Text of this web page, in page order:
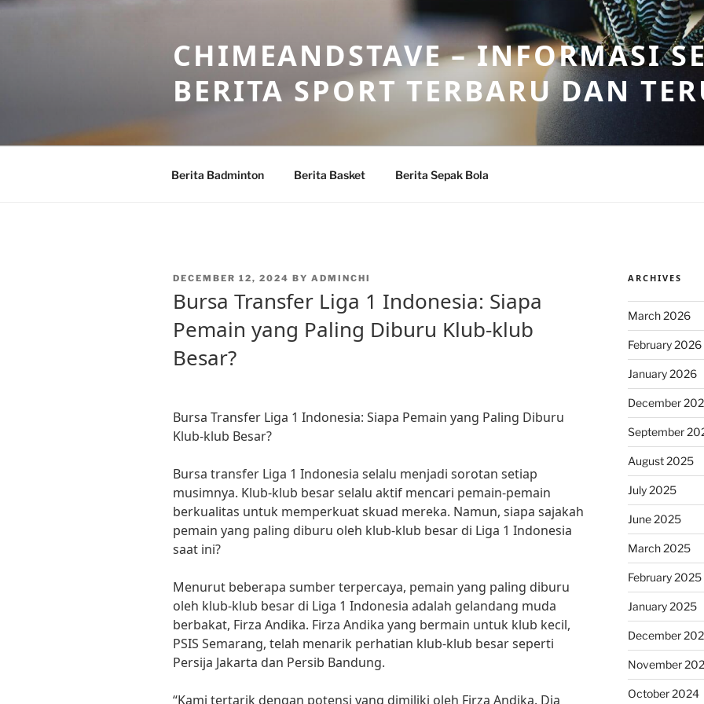
Skip
CHIMEANDSTAVE – INFORMASI
BERITA SPORT TERBARU DAN
Berita Badminton Berita Basket Berita Sepak Bola
POSTED
DECEMBER 12, 2024 BY ADMINCHI
Bursa Transfer Liga 1 Indonesia: Siapa
Pemain yang Paling Diburu Klub-klub
Besar?
Bursa Transfer Liga 1 Indonesia: Siapa Pemain yang Paling Diburu
Klub-klub Besar?
Bursa transfer Liga 1 Indonesia selalu menjadi sorotan setiap
musimnya. Klub-klub besar selalu aktif mencari pemain-pemain
berkualitas untuk memperkuat skuad mereka. Namun, siapa sajakah
pemain yang paling diburu oleh klub-klub besar di Liga 1 Indonesia
saat ini?
Menurut beberapa sumber terpercaya, pemain yang paling diburu
oleh klub-klub besar di Liga 1 Indonesia adalah gelandang muda
berbakat, Firza Andika. Firza Andika yang bermain untuk klub kecil,
PSIS Semarang, telah menarik perhatian klub-klub besar seperti
Persija Jakarta dan Persib Bandung.
“Kami tertarik dengan potensi yang dimiliki oleh Firza Andika. Dia
ARCHIVES
March 2026
February 2026
January 2026
December
September
August 2025
July 2025
June 2025
March 2025
February 2025
January 2025
December
November
October 2024